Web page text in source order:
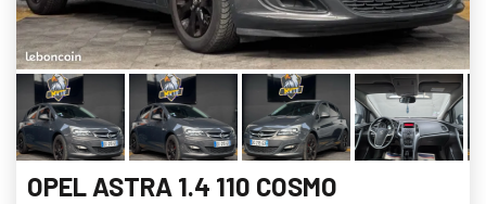
OPEL ASTRA 1.4 110 COSMO